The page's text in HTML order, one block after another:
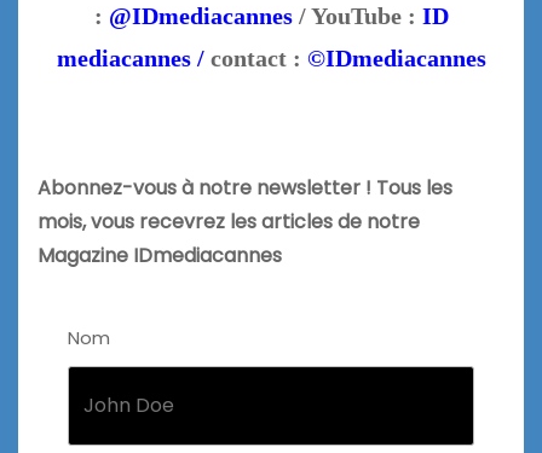
: @IDmediacannes/ YouTube : ID
mediacannes / contact : ©IDmediacannes
Abonnez-vous à notre newsletter ! Tous les
mois, vous recevrez les articles de notre
Magazine IDmediacannes
Nom